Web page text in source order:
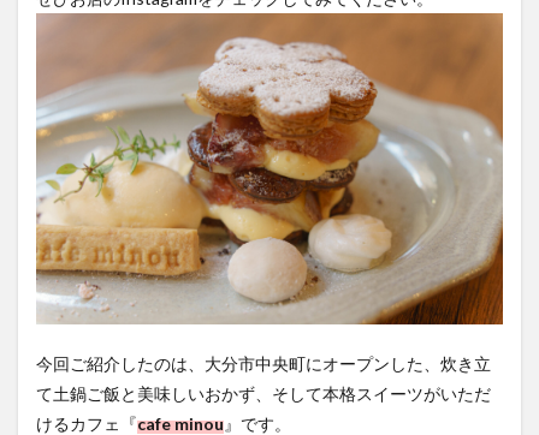
今回ご紹介したのは、大分市中央町にオープンした、炊き立
て土鍋ご飯と美味しいおかず、そして本格スイーツがいただ
けるカフェ『cafe minou』です。